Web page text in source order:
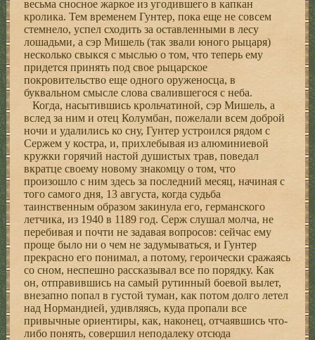
весьма сносное жаркое из угодившего в капкан
кролика. Тем временем Гунтер, пока еще не совсем
стемнело, успел сходить за оставленными в лесу
лошадьми, а сэр Мишель (так звали юного рыцаря)
несколько свыкся с мыслью о том, что теперь ему
придется принять под свое рыцарское
покровительство еще одного оруженосца, в
буквальном смысле слова свалившегося с неба.
Когда, насытившись крольчатиной, сэр Мишель, а
вслед за ним и отец Колумбан, пожелали всем доброй
ночи и удалились ко сну, Гунтер устроился рядом с
Сержем у костра, и, прихлебывая из алюминиевой
кружки горячий настой душистых трав, поведал
вкратце своему новому знакомцу о том, что
произошло с ним здесь за последний месяц, начиная с
того самого дня, 13 августа, когда судьба
таинственным образом закинула его, германского
летчика, из 1940 в 1189 год. Серж слушал молча, не
перебивая и почти не задавая вопросов: сейчас ему
проще было ни о чем не задумываться, и Гунтер
прекрасно его понимал, а потому, героически сражаясь
со сном, неспешно рассказывал все по порядку. Как
он, отправившись на самый рутинный боевой вылет,
внезапно попал в густой туман, как потом долго летел
над Нормандией, удивляясь, куда пропали все
привычные ориентиры, как, наконец, отчаявшись что-
либо понять, совершил неподалеку отсюда